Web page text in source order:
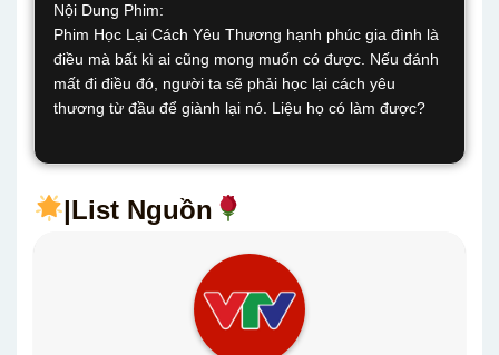
Nội Dung Phim:
Phim Học Lại Cách Yêu Thương hạnh phúc gia đình là
điều mà bất kì ai cũng mong muốn có được. Nếu đánh
mất đi điều đó, người ta sẽ phải học lại cách yêu
thương từ đầu để giành lại nó. Liệu họ có làm được?
|List Nguồn